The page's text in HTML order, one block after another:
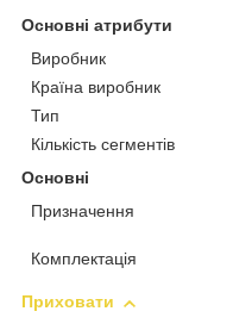
Основні атрибути
Виробник
Країна виробник
Тип
Кількість сегментів
Основні
Призначення
Комплектація
Приховати